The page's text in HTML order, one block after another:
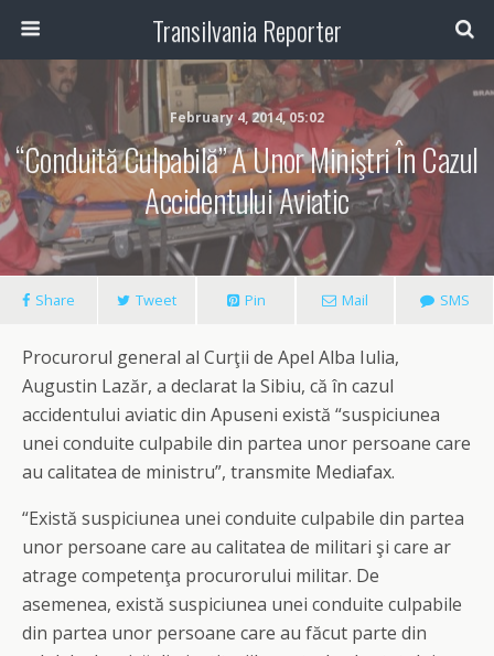
Transilvania Reporter
February 4, 2014, 05:02
“Conduită Culpabilă” A Unor Miniştri În Cazul
Accidentului Aviatic
Share Tweet Pin Mail SMS
Procurorul general al Curţii de Apel Alba Iulia,
Augustin Lazăr, a declarat la Sibiu, că în cazul
accidentului aviatic din Apuseni există “suspiciunea
unei conduite culpabile din partea unor persoane care
au calitatea de ministru”, transmite Mediafax.
“Există suspiciunea unei conduite culpabile din partea
unor persoane care au calitatea de militari şi care ar
atrage competenţa procurorului militar. De
asemenea, există suspiciunea unei conduite culpabile
din partea unor persoane care au făcut parte din